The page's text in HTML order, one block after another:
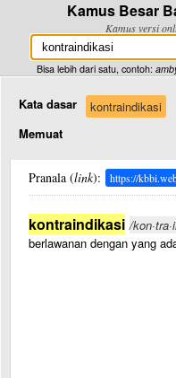
Kamus Besar
Kamus versi
Bisa lebih dari satu, contoh:
Kata dasar
kontraindikasi
Memuat
Pranala (link): https://
kontraindikasi /
berlawanan dengan yang